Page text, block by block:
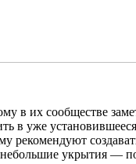
в их сообществе
в уже
рекомендуют
укрытия —